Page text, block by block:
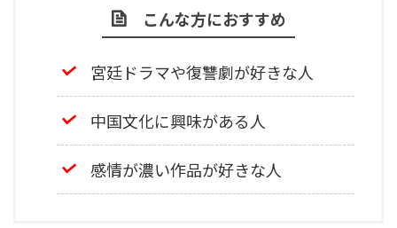
こんな方におすすめ
宮廷ドラマや復讐劇が好きな人
中国文化に興味がある人
感情が濃い作品が好きな人